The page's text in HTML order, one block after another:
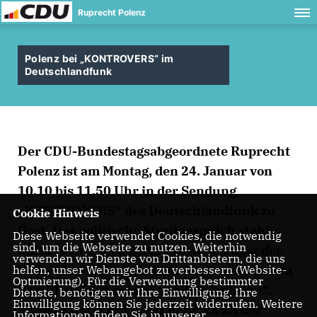
Ruprecht Polenz
Polenz bei „KONTROVERS“ im
Deutschlandfunk
Der CDU-Bundestagsabgeordnete Ruprecht
Polenz ist am Montag, den 24. Januar von
10.10 bis 11.50 Uhr in der Sendung
KONTROVERS“ des Deutschlandfunk zu
Gast. Das politische Streitgespräch steht
unter dem Titel „Allein gegen den Rest der
Welt – die Außenpolitik des amerikanischen
Präsidenten in seiner zweiten Amtszeit“.
Neben Ruprecht Polenz nehmen an der
Cookie Hinweis
Diese Webseite verwendet Cookies, die notwendig
sind, um die Webseite zu nutzen. Weiterhin
verwenden wir Dienste von Drittanbietern, die uns
helfen, unser Webangebot zu verbessern (Website-
Optmierung). Für die Verwendung bestimmter
Dienste, benötigen wir Ihre Einwilligung. Ihre
Einwilligung können Sie jederzeit widerrufen. Weitere